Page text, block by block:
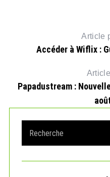
Article
Accéder à Wiflix :
Papadustream :
a
r